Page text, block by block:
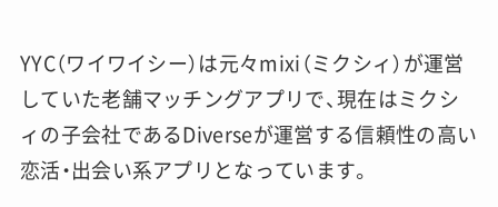
YYC（ワイワイシー）は元々mixi（ミクシィ）が運営
していた老舗マッチングアプリで、現在はミクシ
ィの子会社であるDiverseが運営する信頼性の高い
恋活・出会い系アプリとなっています。